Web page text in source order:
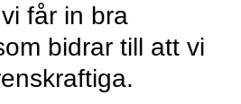
får in bra
bidrar till att vi